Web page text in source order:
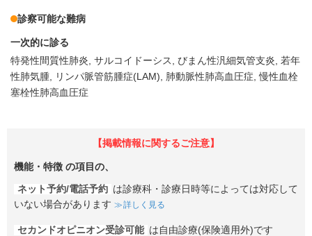
診察可能な難病
一次的に診る
特発性間質性肺炎 サルコイドーシス びまん性汎細気管支炎 若年
性肺気腫
リンパ脈管筋腫症(LAM) 肺動脈性肺高血圧症 慢性血栓
塞栓性肺高血圧症
【掲載情報に関するご注意】
機能・特徴 の項目の、
ネット予約/電話予約 は診療科・診療日時等によっては対応して
いない場合があります
詳しく見る
セカンドオピニオン受診可能 は自由診療(保険適用外)です